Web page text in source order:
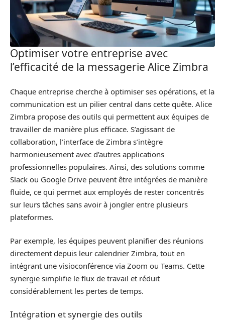
Optimiser votre entreprise avec
l’efficacité de la messagerie Alice Zimbra
Chaque entreprise cherche à optimiser ses opérations, et la
communication est un pilier central dans cette quête. Alice
Zimbra propose des outils qui permettent aux équipes de
travailler de manière plus efficace. S’agissant de
collaboration, l’interface de Zimbra s’intègre
harmonieusement avec d’autres applications
professionnelles populaires. Ainsi, des solutions comme
Slack ou Google Drive peuvent être intégrées de manière
fluide, ce qui permet aux employés de rester concentrés
sur leurs tâches sans avoir à jongler entre plusieurs
plateformes.
Par exemple, les équipes peuvent planifier des réunions
directement depuis leur calendrier Zimbra, tout en
intégrant une visioconférence via Zoom ou Teams. Cette
synergie simplifie le flux de travail et réduit
considérablement les pertes de temps.
Intégration et synergie des outils